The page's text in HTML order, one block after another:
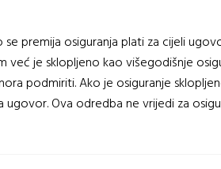
premija osiguranja plati za cijeli
je sklopljeno kao višegodišnje
podmiriti. Ako je osiguranje
Ova odredba ne vrijedi za